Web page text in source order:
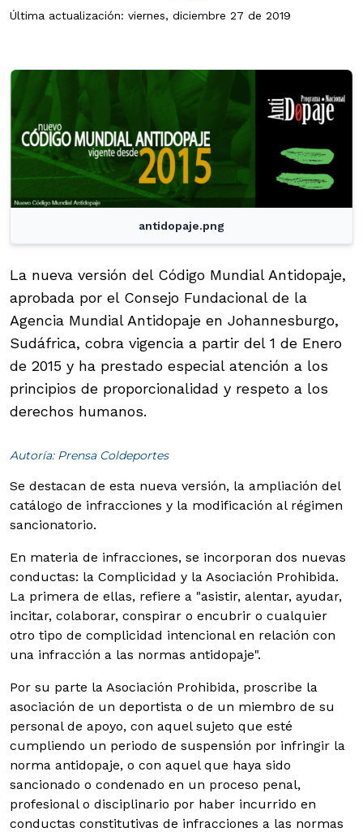
Última actualización: viernes, diciembre 27 de 2019
antidopaje.png
La nueva versión del Código Mundial Antidopaje,
aprobada por el Consejo Fundacional de la
Agencia Mundial Antidopaje en Johannesburgo,
Sudáfrica, cobra vigencia a partir del 1 de Enero
de 2015 y ha prestado especial atención a los
principios de proporcionalidad y respeto a los
derechos humanos.
Autoría: Prensa Coldeportes
Se destacan de esta nueva versión, la ampliación del
catálogo de infracciones y la modificación al régimen
sancionatorio.
En materia de infracciones, se incorporan dos nuevas
conductas: la Complicidad y la Asociación Prohibida.
La primera de ellas, refiere a "asistir, alentar, ayudar,
incitar, colaborar, conspirar o encubrir o cualquier
otro tipo de complicidad intencional en relación con
una infracción a las normas antidopaje".
Por su parte la Asociación Prohibida, proscribe la
asociación de un deportista o de un miembro de su
personal de apoyo, con aquel sujeto que esté
cumpliendo un periodo de suspensión por infringir la
norma antidopaje, o con aquel que haya sido
sancionado o condenado en un proceso penal,
profesional o disciplinario por haber incurrido en
conductas constitutivas de infracciones a las normas